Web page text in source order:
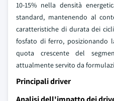
10-15% nella densità
standard, mantenendo al
caratteristiche di durata dei
fosfato di ferro, posizionando
quota crescente del
attualmente servito da
Principali driver